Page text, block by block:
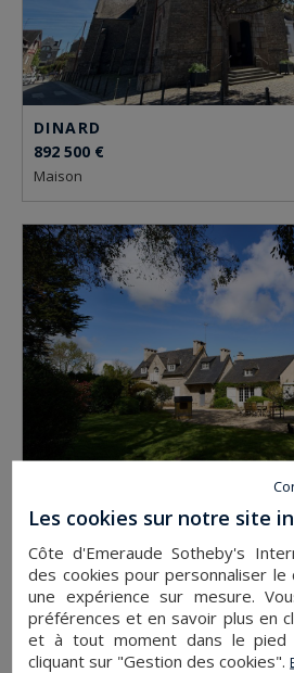
DINARD
892 500 €
maison
1 522 500 €
Les cookies sur notre site
Côte d'Emeraude Sotheby's
des cookies pour personnaliser
une expérience sur mesure.
préférences et en savoir plus en
et à tout moment dans le
cliquant sur "Gestion des cookies".